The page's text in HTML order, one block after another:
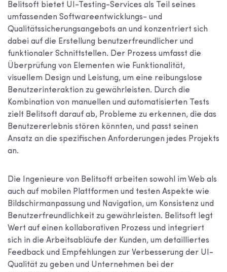
Belitsoft bietet UI-Testing-Services als Teil seines
umfassenden Softwareentwicklungs- und
Qualitätssicherungsangebots an und konzentriert sich
dabei auf die Erstellung benutzerfreundlicher und
funktionaler Schnittstellen. Der Prozess umfasst die
Überprüfung von Elementen wie Funktionalität,
visuellem Design und Leistung, um eine reibungslose
Benutzerinteraktion zu gewährleisten. Durch die
Kombination von manuellen und automatisierten Tests
zielt Belitsoft darauf ab, Probleme zu erkennen, die das
Benutzererlebnis stören könnten, und passt seinen
Ansatz an die spezifischen Anforderungen jedes Projekts
an.
Die Ingenieure von Belitsoft arbeiten sowohl im Web als
auch auf mobilen Plattformen und testen Aspekte wie
Bildschirmanpassung und Navigation, um Konsistenz und
Benutzerfreundlichkeit zu gewährleisten. Belitsoft legt
Wert auf einen kollaborativen Prozess und integriert
sich in die Arbeitsabläufe der Kunden, um detailliertes
Feedback und Empfehlungen zur Verbesserung der UI-
Qualität zu geben und Unternehmen bei der